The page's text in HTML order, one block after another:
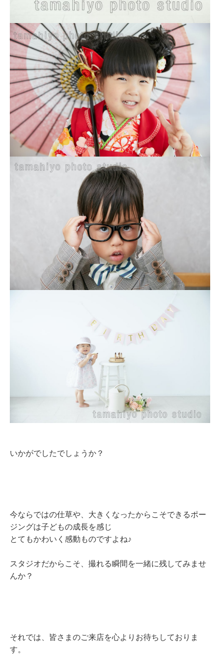
いかがでしたでしょうか？
今ならではの仕草や、大きくなったからこそできるポー
ジングは子どもの成長を感じ
とてもかわいく感動ものですよね♪
スタジオだからこそ、撮れる瞬間を一緒に残してみませ
んか？
それでは、皆さまのご来店を心よりお待ちしておりま
す。